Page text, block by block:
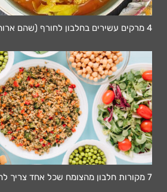
4 מרקים עשירים בחלבון לחורף (שהם ארוחה שלמה בסיר אחד!)
7 מקורות חלבון מהצומח שכל אחד צריך להכיר